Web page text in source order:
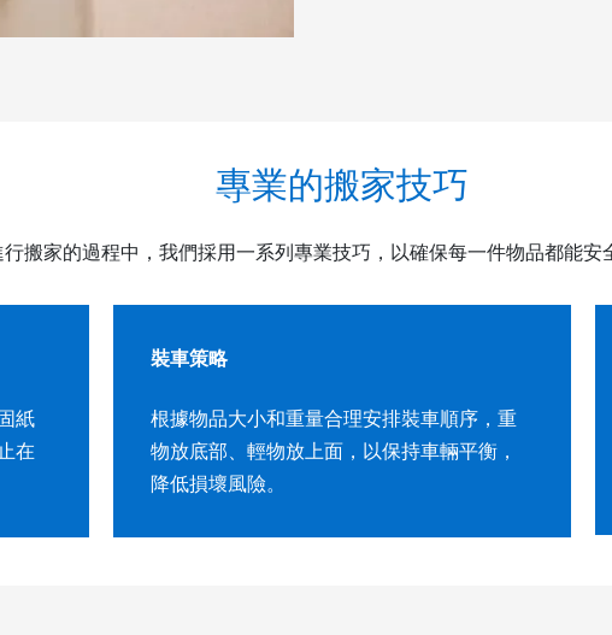
專業的搬家技巧
行搬家的過程中，我們採用一系列專業技巧，以確保每一件物品都能安
紙
在
裝車策略
根據物品大小和重量合理安排裝車順序，重
物放底部、輕物放上面，以保持車輛平衡，
降低損壞風險。